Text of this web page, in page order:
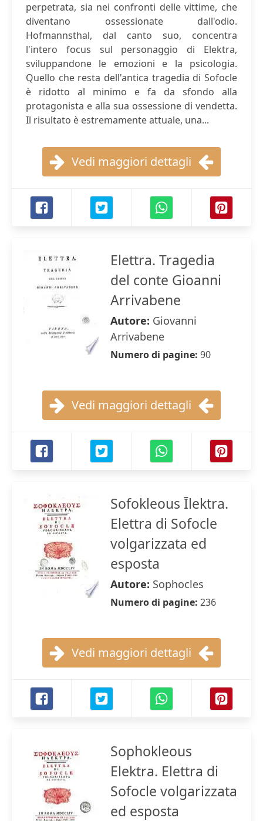
perpetrata, sia nei confronti delle vittime, che
diventano ossessionate dall'odio.
Hofmannsthal, dal canto suo, concentra
l'intero focus sul personaggio di Elektra,
sviluppandone le emozioni e la psicologia.
Quello che resta dell'antica tragedia di Sofocle
è ridotto al minimo e fa da sfondo alla
protagonista e alla sua ossessione di vendetta.
Il risultato è estremamente attuale, una...
Vedi maggiori dettagli
Elettra. Tragedia
del conte Gioanni
Arrivabene
Autore: Giovanni
Arrivabene
Numero di pagine: 90
Vedi maggiori dettagli
Sofokleous Īlektra.
Elettra di Sofocle
volgarizzata ed
esposta
Autore: Sophocles
Numero di pagine: 236
Vedi maggiori dettagli
Sophokleous
Elektra. Elettra di
Sofocle volgarizzata
ed esposta